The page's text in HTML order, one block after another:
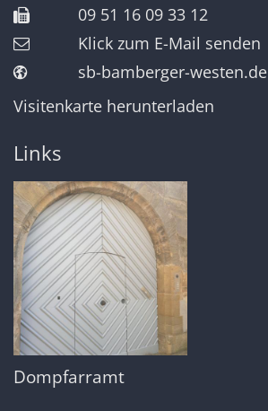
09 51 16 09 33 12
Klick zum E-Mail senden
sb-bamberger-westen.de
Visitenkarte herunterladen
Links
Dompfarramt